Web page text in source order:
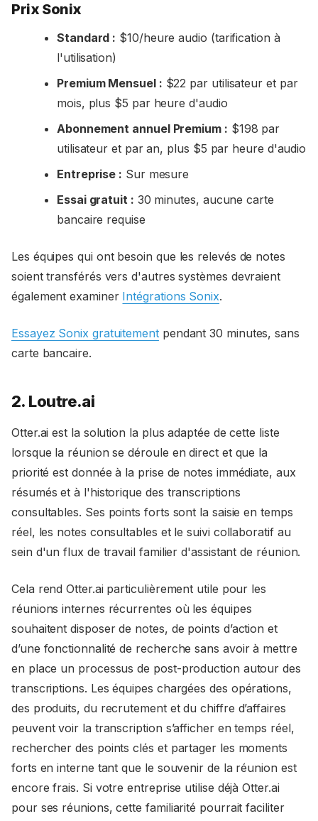
Prix Sonix
Standard : $10/heure audio (tarification à
l'utilisation)
Premium Mensuel : $22 par utilisateur et par
mois, plus $5 par heure d'audio
Abonnement annuel Premium : $198 par
utilisateur et par an, plus $5 par heure d'audio
Entreprise : Sur mesure
Essai gratuit : 30 minutes, aucune carte
bancaire requise
Les équipes qui ont besoin que les relevés de notes
soient transférés vers d'autres systèmes devraient
également examiner Intégrations Sonix.
Essayez Sonix gratuitementpendant 30 minutes, sans
carte bancaire.
2. Loutre.ai
Otter.ai est la solution la plus adaptée de cette liste
lorsque la réunion se déroule en direct et que la
priorité est donnée à la prise de notes immédiate, aux
résumés et à l'historique des transcriptions
consultables. Ses points forts sont la saisie en temps
réel, les notes consultables et le suivi collaboratif au
sein d'un flux de travail familier d'assistant de réunion.
Cela rend Otter.ai particulièrement utile pour les
réunions internes récurrentes où les équipes
souhaitent disposer de notes, de points d’action et
d’une fonctionnalité de recherche sans avoir à mettre
en place un processus de post-production autour des
transcriptions. Les équipes chargées des opérations,
des produits, du recrutement et du chiffre d’affaires
peuvent voir la transcription s’afficher en temps réel,
rechercher des points clés et partager les moments
forts en interne tant que le souvenir de la réunion est
encore frais. Si votre entreprise utilise déjà Otter.ai
pour ses réunions, cette familiarité pourrait faciliter